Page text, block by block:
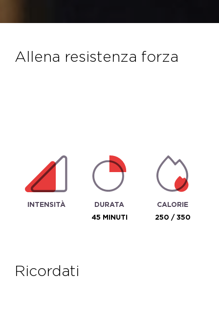
allena resistenza forza
INTENSITÀ
DURATA
45 MINUTI
CALORIE
250 / 350
ricordati